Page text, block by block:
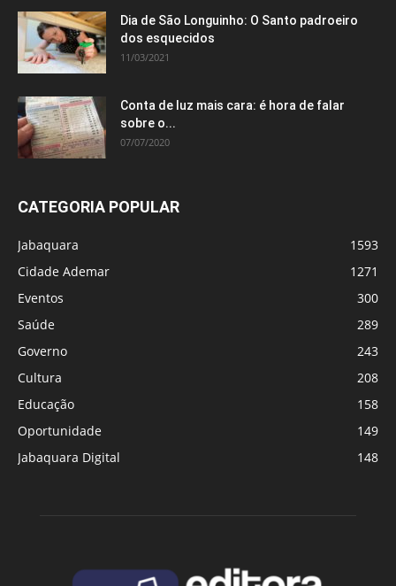
Dia de São Longuinho: O Santo padroeiro
dos esquecidos
11/03/2021
Conta de luz mais cara: é hora de falar
sobre o...
07/07/2020
CATEGORIA POPULAR
Jabaquara
1593
Cidade Ademar
1271
Eventos
300
Saúde
289
Governo
243
Cultura
208
Educação
158
Oportunidade
149
Jabaquara Digital
148